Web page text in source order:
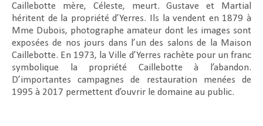
Caillebotte mère, Céleste, meurt. Gustave et Martial
héritent de la propriété d’Yerres. Ils la vendent en 1879 à
Mme Dubois, photographe amateur dont les images sont
exposées de nos jours dans l’un des salons de la Maison
Caillebotte. En 1973, la Ville d’Yerres rachète pour un franc
symbolique la propriété Caillebotte à l’abandon.
D’importantes campagnes de restauration menées de
1995 à 2017 permettent d’ouvrir le domaine au public.